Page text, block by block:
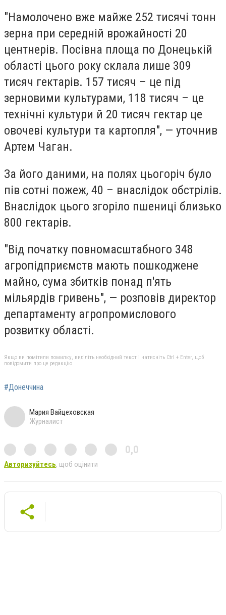
"Намолочено вже майже 252 тисячі тонн
зерна при середній врожайності 20
центнерів. Посівна площа по Донецькій
області цього року склала лише 309
тисяч гектарів. 157 тисяч – це під
зерновими культурами, 118 тисяч – це
технічні культури й 20 тисяч гектар це
овочеві культури та картопля", — уточнив
Артем Чаган.
За його даними, на полях цьогоріч було
пів сотні пожеж, 40 – внаслідок обстрілів.
Внаслідок цього згоріло пшениці близько
800 гектарів.
"Від початку повномасштабного 348
агропідприємств мають пошкоджене
майно, сума збитків понад п'ять
мільярдів гривень", — розповів директор
департаменту агропромислового
розвитку області.
Якщо ви помітили помилку, виділіть необхідний текст і натисніть Ctrl + Enter, щоб
повідомити про це редакцію
#Донеччина
Мария Вайцеховская
Журналист
0,0
Авторизуйтесь, щоб оцінити